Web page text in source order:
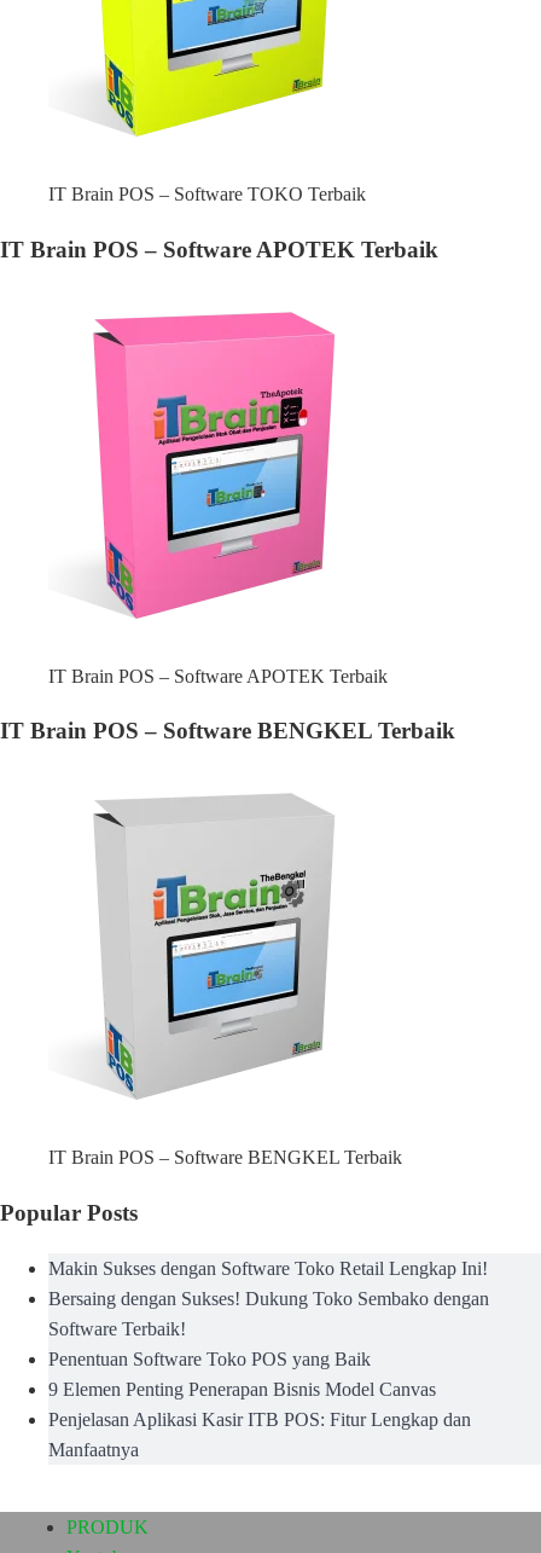
IT Brain POS – Software TOKO Terbaik
IT Brain POS – Software APOTEK Terbaik
IT Brain POS – Software APOTEK Terbaik
IT Brain POS – Software BENGKEL Terbaik
IT Brain POS – Software BENGKEL Terbaik
Popular Posts
Makin Sukses dengan Software Toko Retail Lengkap Ini!
Bersaing dengan Sukses! Dukung Toko Sembako dengan
Software Terbaik!
Penentuan Software Toko POS yang Baik
9 Elemen Penting Penerapan Bisnis Model Canvas
Penjelasan Aplikasi Kasir ITB POS: Fitur Lengkap dan
Manfaatnya
PRODUK